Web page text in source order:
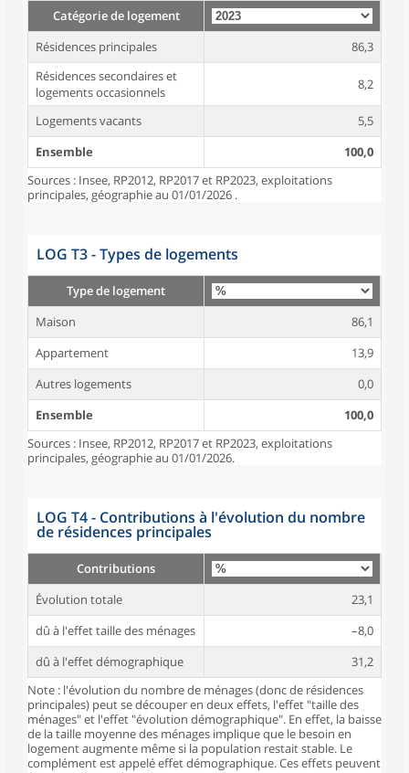
Catégorie de logement
Résidences principales
86,3
Résidences secondaires et
logements occasionnels
8,2
Logements vacants
5,5
Ensemble
100,0
Sources : Insee, RP2012, RP2017 et RP2023, exploitations
principales, géographie au 01/01/2026 .
LOG T3 - Types de logements
Type de logement
Maison
86,1
Appartement
13,9
Autres logements
0,0
Ensemble
100,0
Sources : Insee, RP2012, RP2017 et RP2023, exploitations
principales, géographie au 01/01/2026.
LOG T4 - Contributions à l'évolution du nombre
de résidences principales
Contributions
Évolution totale
23,1
dû à l'effet taille des ménages
–8,0
dû à l'effet démographique
31,2
Note : l'évolution du nombre de ménages (donc de résidences
principales) peut se découper en deux effets, l'effet "taille des
ménages" et l'effet "évolution démographique". En effet, la baisse
de la taille moyenne des ménages implique que le besoin en
logement augmente même si la population restait stable. Le
complément est appelé effet démographique. Ces effets peuvent